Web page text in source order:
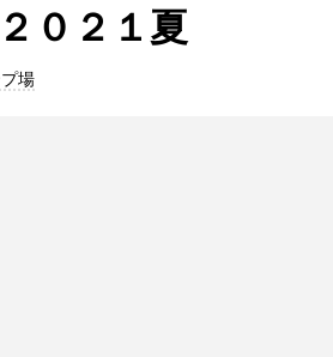
０２１夏
場